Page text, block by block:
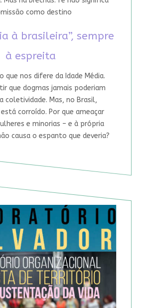
como destino
à brasileira”, sempre
à espreita
que nos difere da Idade Média.
que dogmas jamais poderiam
coletividade. Mas, no Brasil,
corroído. Por que ameaçar
e minorias – e à própria
causa o espanto que deveria?